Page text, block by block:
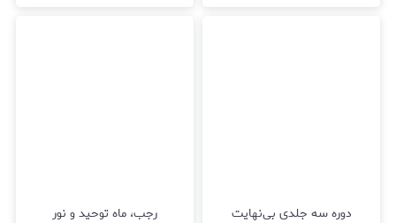
دوره سه جلدی بی‌نهایت رجب،‌ ماه توحید و نور